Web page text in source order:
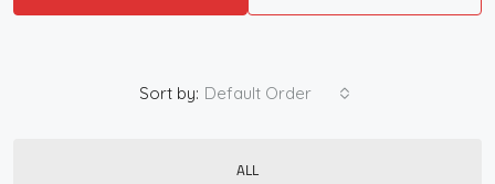
ALL
Sort by: Default Order